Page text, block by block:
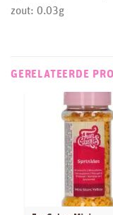
zout: 0.03g
GERELATEERDE